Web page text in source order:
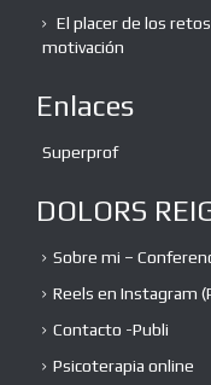
El placer de los
motivación
Enlaces
Superprof
DOLORS
Sobre mi –
Reels en Instagram
Contacto -Publi
Psicoterapia online